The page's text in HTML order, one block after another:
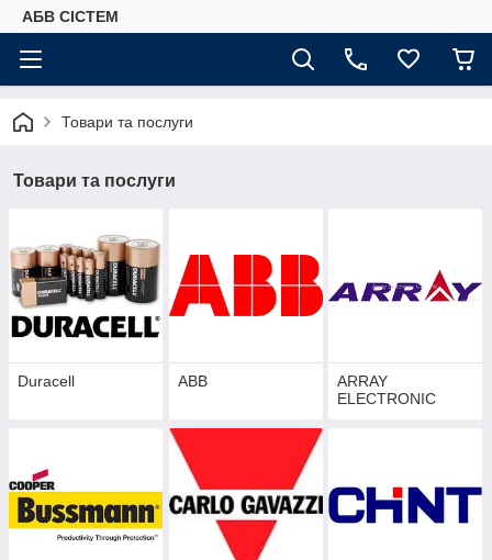
АБВ СІСТЕМ
Товари та послуги
Товари та послуги
Duracell ABB
ARRAY
ELECTRONIC